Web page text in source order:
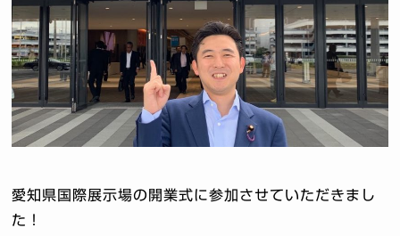
愛知県国際展示場の開業式に参加させていただきまし
た！